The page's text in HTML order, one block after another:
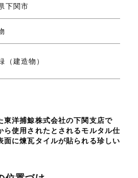
下関市
（建造物）
東洋捕鯨株式会社の下関支店で
ら使用されたとされるモルタル仕
面に煉瓦タイルが貼られる珍しい